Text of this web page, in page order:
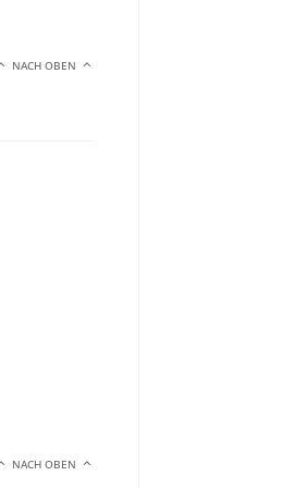
NACH OBEN
NACH OBEN